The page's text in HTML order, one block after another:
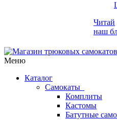
Читай
наш
Меню
Каталог
Самокаты
Комплиты
Кастомы
Батутные